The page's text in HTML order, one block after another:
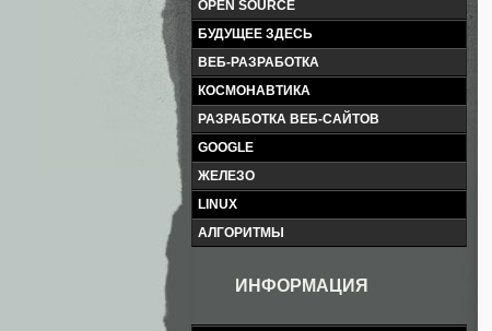
OPEN SOURCE
БУДУЩЕЕ ЗДЕСЬ
ВЕБ-РАЗРАБОТКА
КОСМОНАВТИКА
РАЗРАБОТКА ВЕБ-САЙТОВ
GOOGLE
ЖЕЛЕЗО
LINUX
АЛГОРИТМЫ
ИНФОРМАЦИЯ